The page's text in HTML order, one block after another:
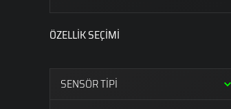
ÖZELLİK SEÇİMİ
SENSÖR TİPİ